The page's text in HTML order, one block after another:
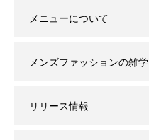
メニューについて
メンズファッションの雑学
リリース情報